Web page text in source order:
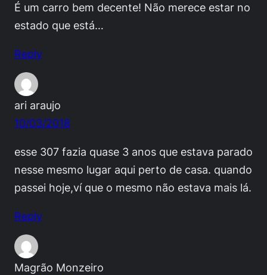
É um carro bem decente! Não merece estar no
estado que está…
Reply
ari araujo
10/03/2018
esse 307 fazia quase 3 anos que estava parado
nesse mesmo lugar aqui perto de casa. quando
passei hoje,ví que o mesmo não estava mais lá.
Reply
Magrão Monzeiro